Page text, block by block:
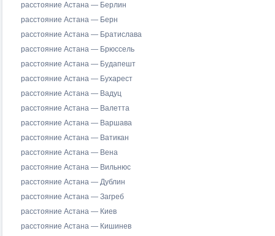
расстояние Астана — Берлин
расстояние Астана — Берн
расстояние Астана — Братислава
расстояние Астана — Брюссель
расстояние Астана — Будапешт
расстояние Астана — Бухарест
расстояние Астана — Вадуц
расстояние Астана — Валетта
расстояние Астана — Варшава
расстояние Астана — Ватикан
расстояние Астана — Вена
расстояние Астана — Вильнюс
расстояние Астана — Дублин
расстояние Астана — Загреб
расстояние Астана — Киев
расстояние Астана — Кишинев